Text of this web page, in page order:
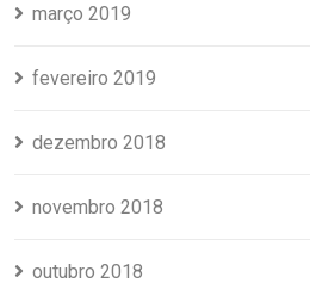
março 2019
fevereiro 2019
dezembro 2018
novembro 2018
outubro 2018